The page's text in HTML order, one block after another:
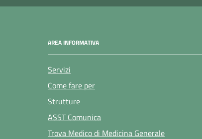
AREA INFORMATIVA
Servizi
Come fare per
Strutture
ASST Comunica
Trova Medico di Medicina Generale